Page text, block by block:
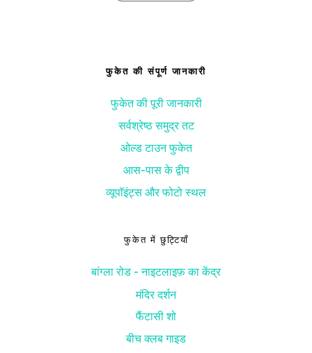
फुकेत की संपूर्ण जानकारी
फुकेत की पूरी जानकारी
सर्वश्रेष्ठ समुद्र तट
ओल्ड टाउन फुकेत
आस-पास के द्वीप
व्यूपॉइंट्स और फोटो स्थल
फुकेत में छुट्टियाँ
बांग्ला रोड - नाइटलाइफ़ का केंद्र
मंदिर दर्शन
फैंटासी शो
बीच क्लब गाइड